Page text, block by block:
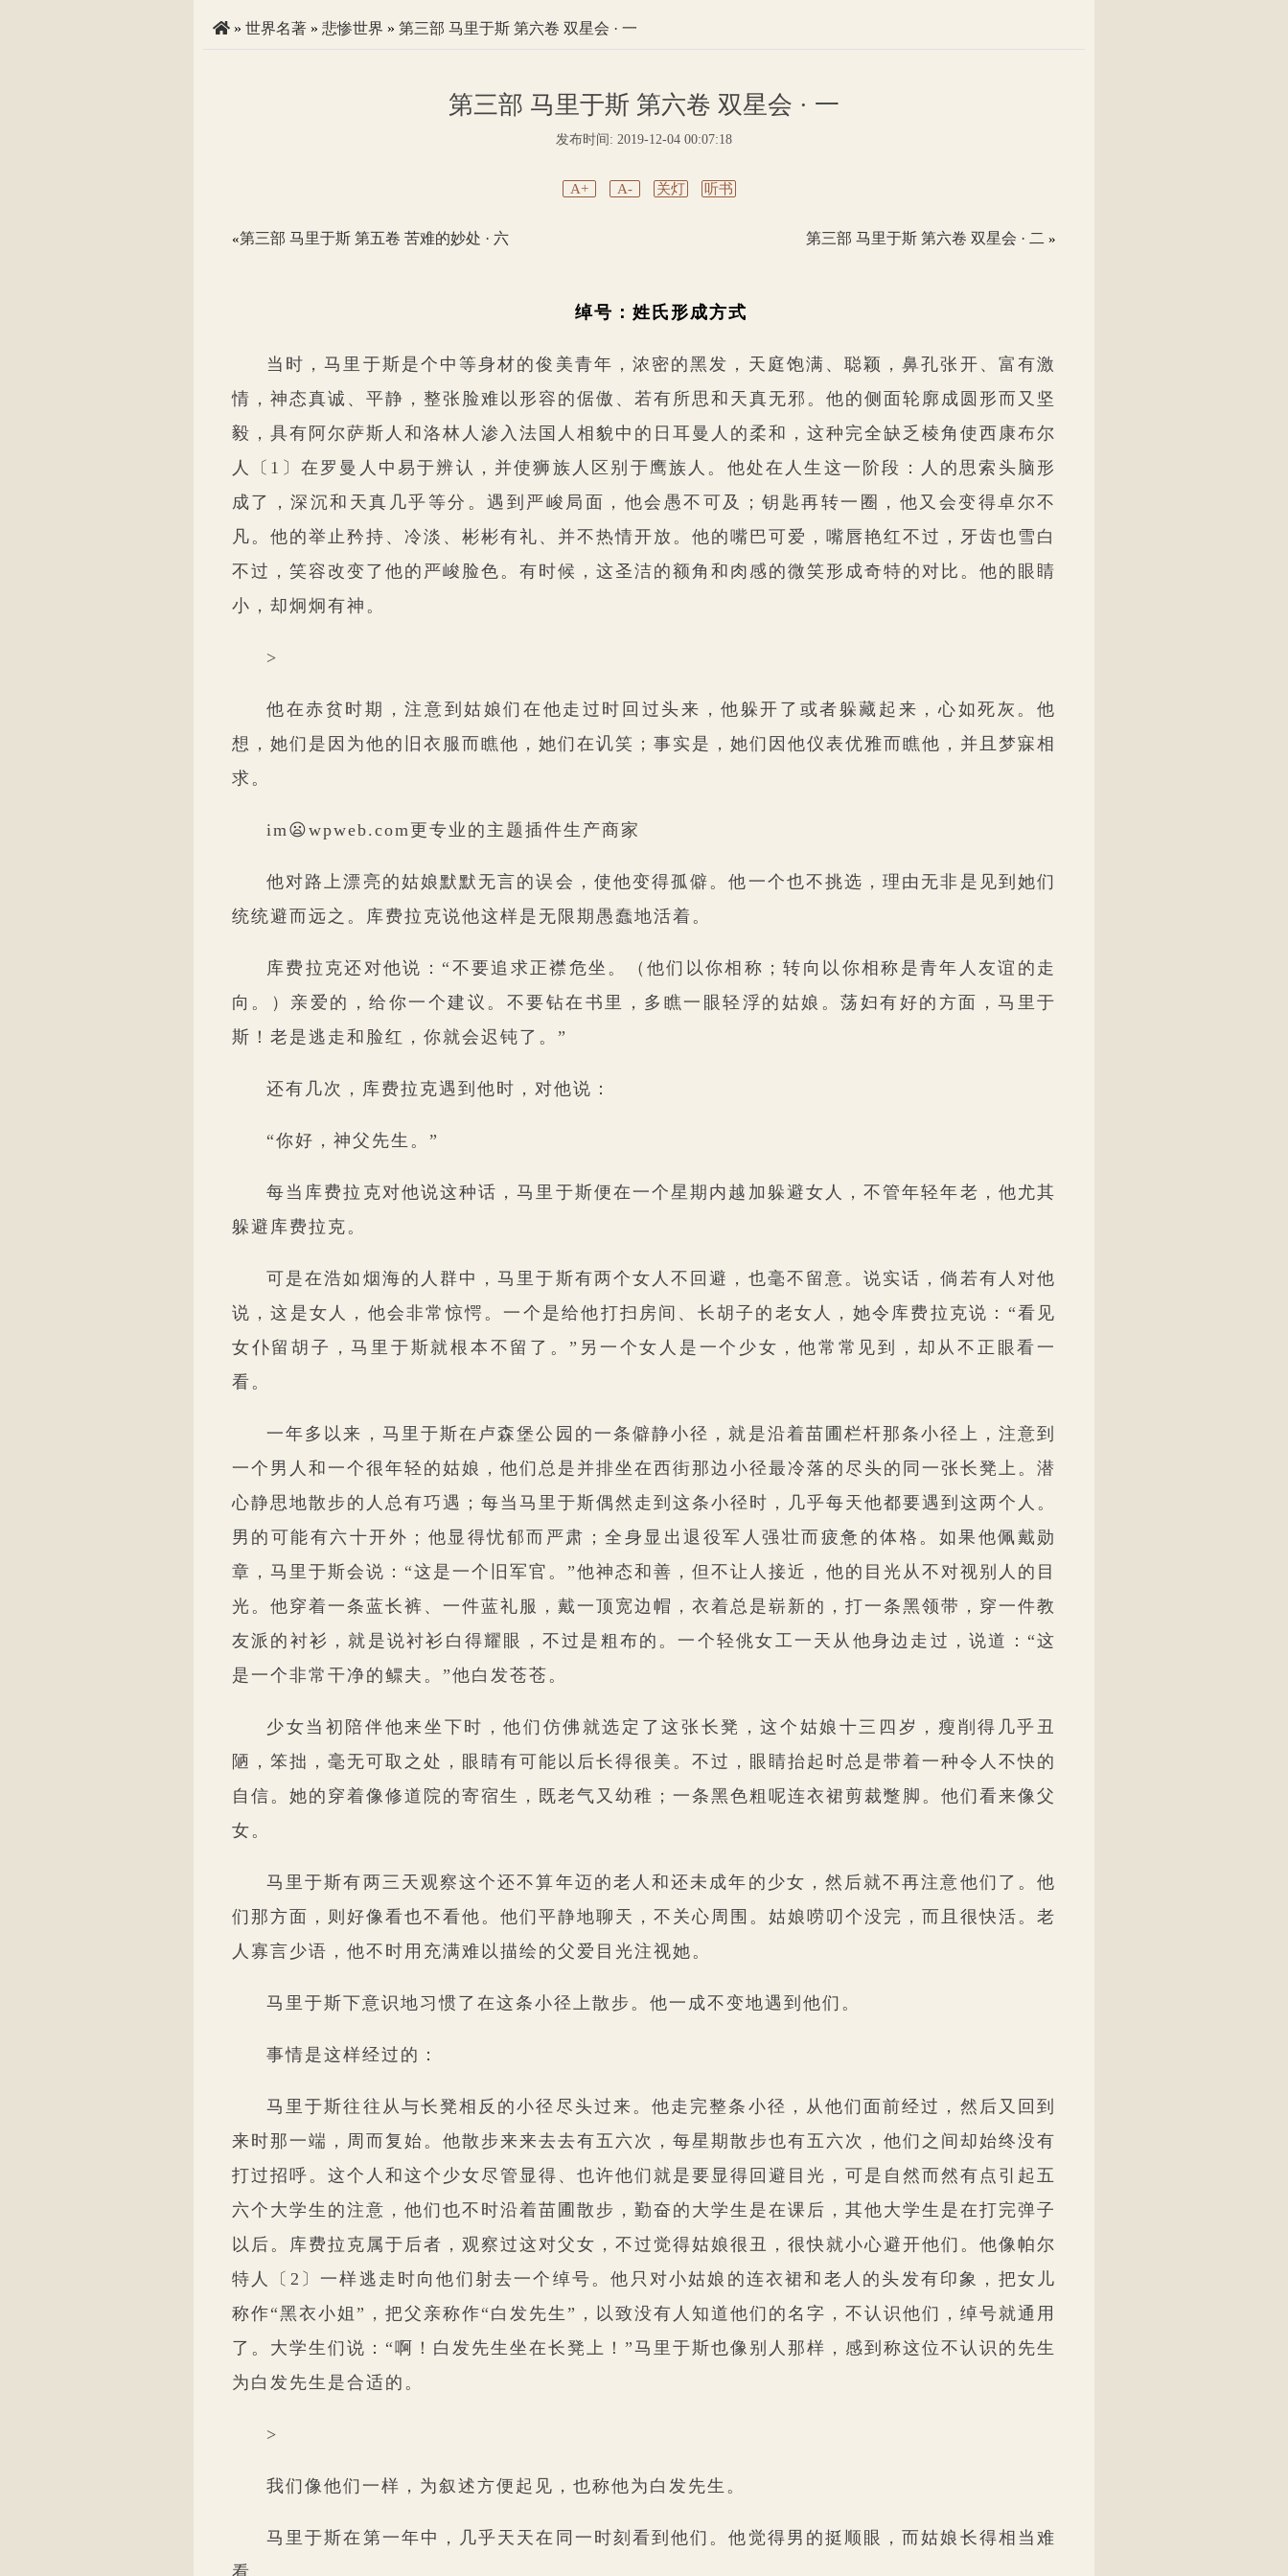
» 世界名著 » 悲惨世界 » 第三部 马里于斯 第六卷 双星会 · 一
第三部 马里于斯 第六卷 双星会 · 一
发布时间: 2019-12-04 00:07:18
A+ A- 关灯 听书
«第三部 马里于斯 第五卷 苦难的妙处 · 六 第三部 马里于斯 第六卷 双星会 · 二 »
绰号：姓氏形成方式
当时，马里于斯是个中等身材的俊美青年，浓密的黑发，天庭饱满、聪颖，鼻孔张开、富有激
情，神态真诚、平静，整张脸难以形容的倨傲、若有所思和天真无邪。他的侧面轮廓成圆形而又坚
毅，具有阿尔萨斯人和洛林人渗入法国人相貌中的日耳曼人的柔和，这种完全缺乏棱角使西康布尔
人〔1〕在罗曼人中易于辨认，并使狮族人区别于鹰族人。他处在人生这一阶段：人的思索头脑形
成了，深沉和天真几乎等分。遇到严峻局面，他会愚不可及；钥匙再转一圈，他又会变得卓尔不
凡。他的举止矜持、冷淡、彬彬有礼、并不热情开放。他的嘴巴可爱，嘴唇艳红不过，牙齿也雪白
不过，笑容改变了他的严峻脸色。有时候，这圣洁的额角和肉感的微笑形成奇特的对比。他的眼睛
小，却炯炯有神。
>
他在赤贫时期，注意到姑娘们在他走过时回过头来，他躲开了或者躲藏起来，心如死灰。他
想，她们是因为他的旧衣服而瞧他，她们在讥笑；事实是，她们因他仪表优雅而瞧他，并且梦寐相
求。
im😦wpweb.com更专业的主题插件生产商家
他对路上漂亮的姑娘默默无言的误会，使他变得孤僻。他一个也不挑选，理由无非是见到她们
统统避而远之。库费拉克说他这样是无限期愚蠢地活着。
库费拉克还对他说：“不要追求正襟危坐。（他们以你相称；转向以你相称是青年人友谊的走
向。）亲爱的，给你一个建议。不要钻在书里，多瞧一眼轻浮的姑娘。荡妇有好的方面，马里于
斯！老是逃走和脸红，你就会迟钝了。”
还有几次，库费拉克遇到他时，对他说：
“你好，神父先生。”
每当库费拉克对他说这种话，马里于斯便在一个星期内越加躲避女人，不管年轻年老，他尤其
躲避库费拉克。
可是在浩如烟海的人群中，马里于斯有两个女人不回避，也毫不留意。说实话，倘若有人对他
说，这是女人，他会非常惊愕。一个是给他打扫房间、长胡子的老女人，她令库费拉克说：“看见
女仆留胡子，马里于斯就根本不留了。”另一个女人是一个少女，他常常见到，却从不正眼看一
看。
一年多以来，马里于斯在卢森堡公园的一条僻静小径，就是沿着苗圃栏杆那条小径上，注意到
一个男人和一个很年轻的姑娘，他们总是并排坐在西街那边小径最冷落的尽头的同一张长凳上。潜
心静思地散步的人总有巧遇；每当马里于斯偶然走到这条小径时，几乎每天他都要遇到这两个人。
男的可能有六十开外；他显得忧郁而严肃；全身显出退役军人强壮而疲惫的体格。如果他佩戴勋
章，马里于斯会说：“这是一个旧军官。”他神态和善，但不让人接近，他的目光从不对视别人的目
光。他穿着一条蓝长裤、一件蓝礼服，戴一顶宽边帽，衣着总是崭新的，打一条黑领带，穿一件教
友派的衬衫，就是说衬衫白得耀眼，不过是粗布的。一个轻佻女工一天从他身边走过，说道：“这
是一个非常干净的鳏夫。”他白发苍苍。
少女当初陪伴他来坐下时，他们仿佛就选定了这张长凳，这个姑娘十三四岁，瘦削得几乎丑
陋，笨拙，毫无可取之处，眼睛有可能以后长得很美。不过，眼睛抬起时总是带着一种令人不快的
自信。她的穿着像修道院的寄宿生，既老气又幼稚；一条黑色粗呢连衣裙剪裁蹩脚。他们看来像父
女。
马里于斯有两三天观察这个还不算年迈的老人和还未成年的少女，然后就不再注意他们了。他
们那方面，则好像看也不看他。他们平静地聊天，不关心周围。姑娘唠叨个没完，而且很快活。老
人寡言少语，他不时用充满难以描绘的父爱目光注视她。
马里于斯下意识地习惯了在这条小径上散步。他一成不变地遇到他们。
事情是这样经过的：
马里于斯往往从与长凳相反的小径尽头过来。他走完整条小径，从他们面前经过，然后又回到
来时那一端，周而复始。他散步来来去去有五六次，每星期散步也有五六次，他们之间却始终没有
打过招呼。这个人和这个少女尽管显得、也许他们就是要显得回避目光，可是自然而然有点引起五
六个大学生的注意，他们也不时沿着苗圃散步，勤奋的大学生是在课后，其他大学生是在打完弹子
以后。库费拉克属于后者，观察过这对父女，不过觉得姑娘很丑，很快就小心避开他们。他像帕尔
特人〔2〕一样逃走时向他们射去一个绰号。他只对小姑娘的连衣裙和老人的头发有印象，把女儿
称作“黑衣小姐”，把父亲称作“白发先生”，以致没有人知道他们的名字，不认识他们，绰号就通用
了。大学生们说：“啊！白发先生坐在长凳上！”马里于斯也像别人那样，感到称这位不认识的先生
为白发先生是合适的。
>
我们像他们一样，为叙述方便起见，也称他为白发先生。
马里于斯在第一年中，几乎天天在同一时刻看到他们。他觉得男的挺顺眼，而姑娘长得相当难
看。